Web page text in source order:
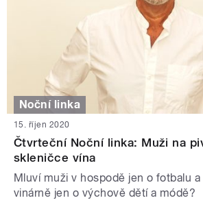
Noční linka
15. říjen 2020
Čtvrteční Noční linka: Muži na
skleničce vína
Mluví muži v hospodě jen o fotbalu
vinárně jen o výchově dětí a módě?